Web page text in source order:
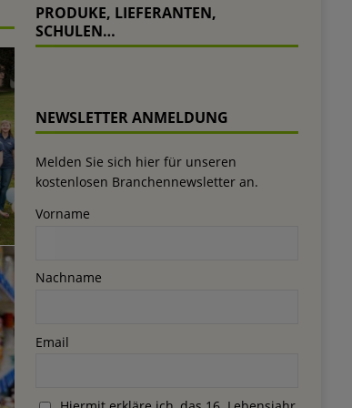
PRODUKE, LIEFERANTEN,
SCHULEN…
NEWSLETTER ANMELDUNG
Melden Sie sich hier für unseren
kostenlosen Branchennewsletter an.
Vorname
Nachname
Email